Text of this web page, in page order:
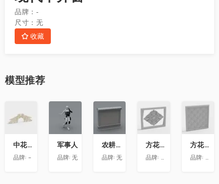
品牌： -
尺寸： 无
收藏
模型推荐
藏
中花-12
品牌: -
收
藏
军事人
品牌:无
收
农耕文化墙
品牌: 无
收
藏
方花-020
品牌:
精品材质
收
方花-055
品牌:
精品